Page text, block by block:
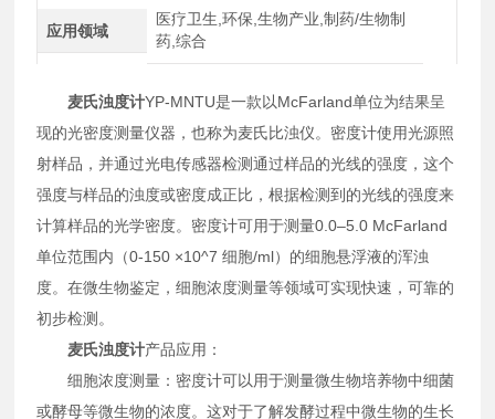
应用领域
医疗卫生,环保,生物产业,制药/生物制
药,综合
麦氏浊度计YP-MNTU是一款以McFarland单位为结果呈
现的光密度测量仪器，也称为麦氏比浊仪。密度计使用光源照
射样品，并通过光电传感器检测通过样品的光线的强度，这个
强度与样品的浊度或密度成正比，根据检测到的光线的强度来
计算样品的光学密度。密度计可用于测量0.0–5.0 McFarland
单位范围内（0-150 ×10^7 细胞/ml）的细胞悬浮液的浑浊
度。在微生物鉴定，细胞浓度测量等领域可实现快速，可靠的
初步检测。
麦氏浊度计产品应用：
细胞浓度测量：密度计可以用于测量微生物培养物中细菌
或酵母等微生物的浓度。这对于了解发酵过程中微生物的生长